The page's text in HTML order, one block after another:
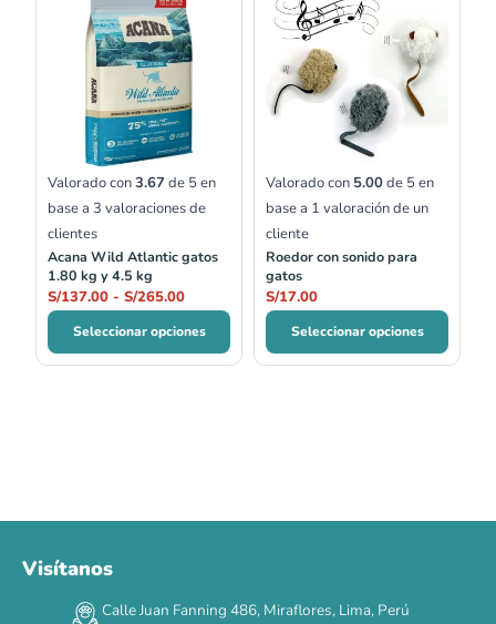
Valorado con3.67 de 5 en
base a 3 valoraciones de
clientes
Acana Wild Atlantic gatos
1.80 kg y 4.5 kg
S/137.00 - S/265.00
de
precios:
desde
hasta
S/265.00
Seleccionar opciones
Valorado con 5.00de 5 en
base a 1 valoración de un
cliente
Roedor con sonido para
gatos
S/17.00
Seleccionar opciones
DÍAS HORAS MIN SEG
Visítanos
Calle Juan Fanning 486, Miraflores, Lima, Perú